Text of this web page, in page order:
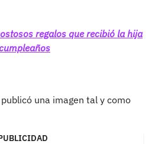
regalos que recibió la hija
una imagen tal y como